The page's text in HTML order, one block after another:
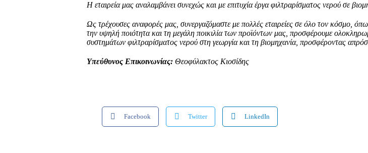
Η εταιρεία μας αναλαμβάνει συνεχώς και με επιτυχία έργα φιλτραρίσματος νερού σε
Ως τρέχουσες αναφορές μας, συνεργαζόμαστε με πολλές εταιρείες σε όλο τον κόσμο,
την υψηλή ποιότητα και τη μεγάλη ποικιλίατων προϊόντων μας, προσφέρουμε
συστημάτων φιλτραρίσματος νερού στη γεωργία και τη βιομηχανία, προσφέροντας
Yπεύθυνος Επικοινωνίας: Θεοφύλακτος Κιοσίδης
Facebook Twitter LinkedIn